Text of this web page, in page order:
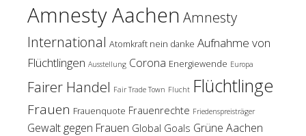
Amnesty Aachen Amnesty
International Atomkraft nein danke Aufnahme von
Flüchtlingen Ausstellung Corona Energiewende Europa
Fairer Handel Fair Trade Town Flucht Flüchtlinge
Frauen Frauenquote Frauenrechte Friedenspreisträger
Gewalt gegen Frauen Global Goals Grüne Aachen